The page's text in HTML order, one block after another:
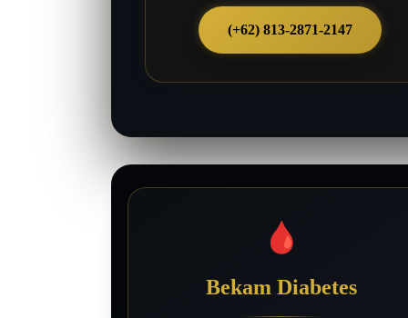
(+62) 813-2871-2147
🩸
Bekam Diabetes